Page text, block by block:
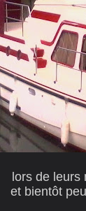
lors de
et bientôt